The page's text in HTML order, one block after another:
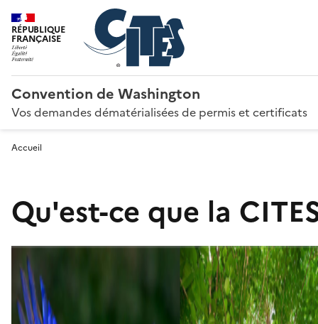
RÉPUBLIQUE
FRANÇAISE
Convention de Washington
Vos demandes dématérialisées de permis et certificats
Accueil
Qu'est-ce que la